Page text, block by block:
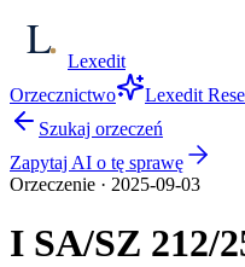
Lexedit
Orzecznictwo
Lexedit
Szukaj orzeczeń
Zapytaj AI o tę sprawę
Orzeczenie · 2025-09-03
I SA/SZ 212/